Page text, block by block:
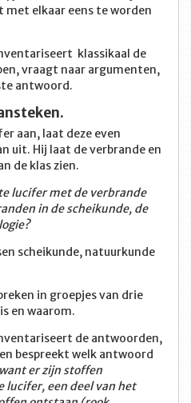
met elkaar eens te worden
klassikaal de
vraagt naar argumenten,
antwoord.
aan, laat deze even
uit. Hij laat de verbrande en
de klas zien.
lucifer met de verbrande
in de scheikunde, de
scheikunde, natuurkunde
in groepjes van drie
en waarom.
de antwoorden,
bespreekt welk antwoord
er zijn stoffen
lucifer, een deel van het